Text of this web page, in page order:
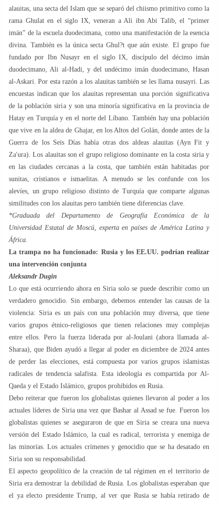
alauitas, una secta del Islam que se separó del chiismo primitivo como la
rama Ghulat en el siglo IX, veneran a Ali ibn Abi Talib, el “primer
imán” de la escuela duodecimana, como una manifestación de la esencia
divina. También es la única secta Ghul?t que aún existe. El grupo fue
fundado por Ibn Nusayr en el siglo IX, discípulo del décimo imán
duodecimano, Ali al-Hadi, y del undécimo imán duodecimano, Hasan
al-Askari. Por esta razón a los alauitas también se les llama nusayri. Las
encuestas indican que los alauitas representan una porción significativa
de la población siria y son una minoría significativa en la provincia de
Hatay en Turquía y en el norte del Líbano. También hay una población
que vive en la aldea de Ghajar, en los Altos del Golán, donde antes de la
Guerra de los Seis Días había otras dos aldeas alauitas (Ayn Fit y
Za'ura). Los alauitas son el grupo religioso dominante en la costa siria y
en las ciudades cercanas a la costa, que también están habitadas por
sunitas, cristianos e ismaelitas. A menudo se les confunde con los
alevíes, un grupo religioso distinto de Turquía que comparte algunas
similitudes con los alauitas pero también tiene diferencias clave.
*Graduada del Departamento de Geografía Económica de la
Universidad Estatal de Moscú, experta en países de América Latina y
África.
La trampa no ha funcionado: Rusia y los EE.UU. podrían realizar
una intervención conjunta
Aleksandr Dugin
Lo que está ocurriendo ahora en Siria solo se puede describir como un
verdadero genocidio. Sin embargo, debemos entender las causas de la
violencia: Siria es un país con una población muy diversa, que tiene
varios grupos étnico-religiosos que tienen relaciones muy complejas
entre ellos. Pero la fuerza liderada por al-Joulani (ahora llamada al-
Sharaa), que Biden ayudó a llegar al poder en diciembre de 2024 antes
de perder las elecciones, está compuesta por varios grupos islamistas
radicales de tendencia salafista. Esta ideología es compartida por Al-
Qaeda y el Estado Islámico, grupos prohibidos en Rusia.
Debo reiterar que fueron los globalistas quienes llevaron al poder a los
actuales líderes de Siria una vez que Bashar al Assad se fue. Fueron los
globalistas quienes se aseguraron de que en Siria se creara una nueva
versión del Estado Islámico, la cual es radical, terrorista y enemiga de
las minorías. Los actuales crímenes y genocidio que se ha desatado en
Siria son su responsabilidad.
El aspecto geopolítico de la creación de tal régimen en el territorio de
Siria era demostrar la debilidad de Rusia. Los globalistas esperaban que
el ya electo presidente Trump, al ver que Rusia se había retirado de